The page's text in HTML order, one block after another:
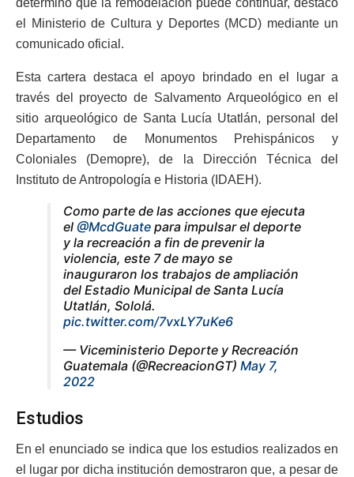
determinó que la remodelación puede continuar, destacó
el Ministerio de Cultura y Deportes (MCD) mediante un
comunicado oficial.
Esta cartera destaca el apoyo brindado en el lugar a
través del proyecto de Salvamento Arqueológico en el
sitio arqueológico de Santa Lucía Utatlán, personal del
Departamento de Monumentos Prehispánicos y
Coloniales (Demopre), de la Dirección Técnica del
Instituto de Antropología e Historia (IDAEH).
Como parte de las acciones que ejecuta
el @McdGuate para impulsar el deporte
y la recreación a fin de prevenir la
violencia, este 7 de mayo se
inauguraron los trabajos de ampliación
del Estadio Municipal de Santa Lucía
Utatlán, Sololá.
pic.twitter.com/7vxLY7uKe6
— Viceministerio Deporte y Recreación
Guatemala (@RecreacionGT) May 7,
2022
Estudios
En el enunciado se indica que los estudios realizados en
el lugar por dicha institución demostraron que, a pesar de